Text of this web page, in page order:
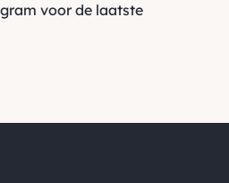
voor de laatste